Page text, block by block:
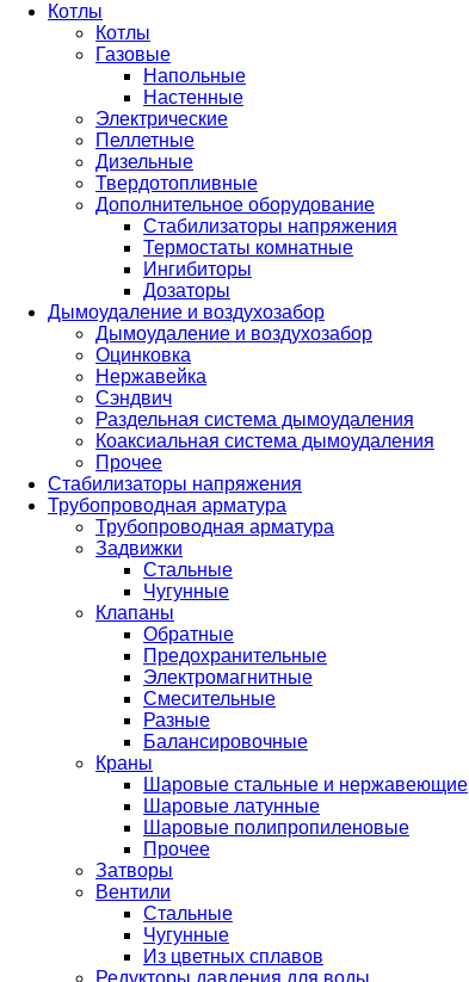
Котлы
Котлы
Газовые
Напольные
Настенные
Электрические
Пеллетные
Дизельные
Твердотопливные
Дополнительное оборудование
Стабилизаторы напряжения
Термостаты комнатные
Ингибиторы
Дозаторы
Дымоудаление и воздухозабор
Дымоудаление и воздухозабор
Оцинковка
Нержавейка
Сэндвич
Раздельная система дымоудаления
Коаксиальная система дымоудаления
Прочее
Стабилизаторы напряжения
Трубопроводная арматура
Трубопроводная арматура
Задвижки
Стальные
Чугунные
Клапаны
Обратные
Предохранительные
Электромагнитные
Смесительные
Разные
Балансировочные
Краны
Шаровые стальные и нержавеющие
Шаровые латунные
Шаровые полипропиленовые
Прочее
Затворы
Вентили
Стальные
Чугунные
Из цветных сплавов
Редукторы давления для воды